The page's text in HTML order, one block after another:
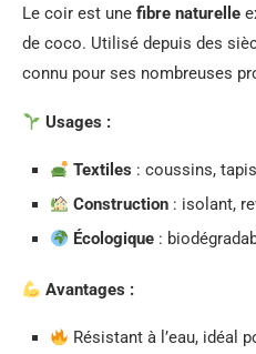
Le coir est une fibre naturelle
de coco. Utilisé depuis des
connu pour ses nombreuses
Usages :
Textiles : coussins,
Construction : isolant,
Écologique :
Avantages :
Résistant à l’eau, idéal